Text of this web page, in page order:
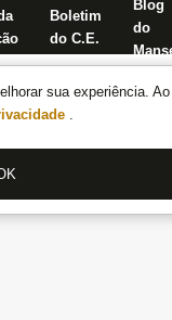
sua experiência.
.
Boletim
do C.E.
Blog
do